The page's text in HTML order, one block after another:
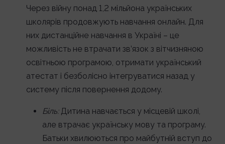
Через війну понад 1,2 мільйона українських
школярів продовжують навчання онлайн. Для
них дистанційне навчання в Україні – це
можливість не втрачати зв’язок з вітчизняною
освітньою програмою, отримати український
атестат і безболісно інтегруватися назад у
систему після повернення додому.
Біль:Дитина навчається у місцевій школі,
але втрачає українську мову та програму.
Батьки хвилюються про майбутній вступ до